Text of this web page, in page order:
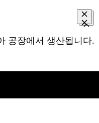
공장에서 생산됩니다.